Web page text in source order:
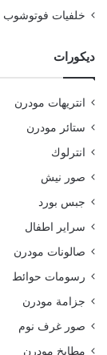
خلفيات فوتوشوب
ديكورات
انتريهات مودرن
ستائر مودرن
انترلوك
صور نيش
جبس بورد
سراير اطفال
صالونات مودرن
رسومات حوائط
جزامة مودرن
صور غرف نوم
مطابخ مودرن